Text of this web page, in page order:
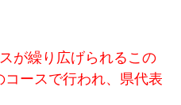
が繰り広げられるこの
ースで行われ、県代表